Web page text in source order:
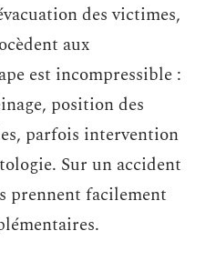
des victimes,
aux
est incompressible :
position des
parfois intervention
Sur un accident
prennent facilement